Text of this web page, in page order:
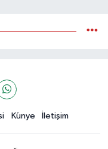
Künye İletişim